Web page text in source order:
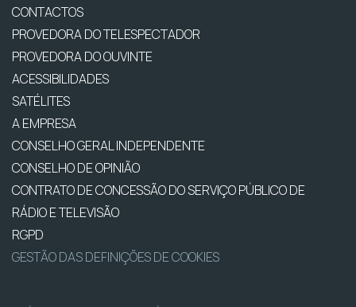
CONTACTOS
PROVEDORA DO TELESPECTADOR
PROVEDORA DO OUVINTE
ACESSIBILIDADES
SATÉLITES
A EMPRESA
CONSELHO GERAL INDEPENDENTE
CONSELHO DE OPINIÃO
CONTRATO DE CONCESSÃO DO SERVIÇO PÚBLICO DE
RÁDIO E TELEVISÃO
RGPD
GESTÃO DAS DEFINIÇÕES DE COOKIES